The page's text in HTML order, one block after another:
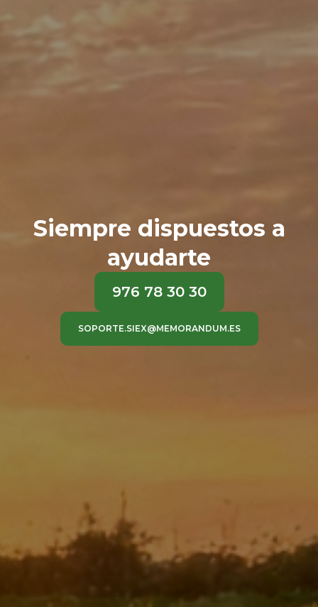
Siempre dispuestos a
ayudarte
976 78 30 30
SOPORTE.SIEX@MEMORANDUM.ES